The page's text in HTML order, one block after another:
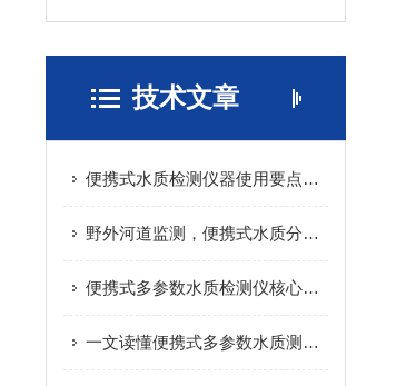
技术文章
便携式水质检测仪器使用要点，减少检测数据误差
野外河道监测，便携式水质分析仪实际应用分享
便携式多参数水质检测仪核心原理，看完快速搞懂
一文读懂便携式多参数水质测定仪，户外检测不再难